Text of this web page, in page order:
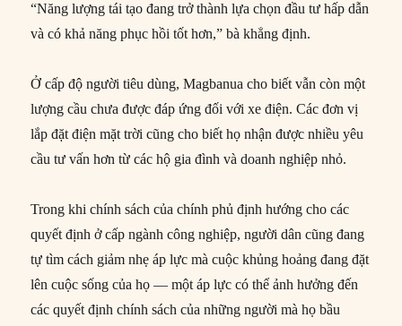
“Năng lượng tái tạo đang trở thành lựa chọn đầu tư hấp dẫn
và có khả năng phục hồi tốt hơn,” bà khẳng định.
Ở cấp độ người tiêu dùng, Magbanua cho biết vẫn còn một
lượng cầu chưa được đáp ứng đối với xe điện. Các đơn vị
lắp đặt điện mặt trời cũng cho biết họ nhận được nhiều yêu
cầu tư vấn hơn từ các hộ gia đình và doanh nghiệp nhỏ.
Trong khi chính sách của chính phủ định hướng cho các
quyết định ở cấp ngành công nghiệp, người dân cũng đang
tự tìm cách giảm nhẹ áp lực mà cuộc khủng hoảng đang đặt
lên cuộc sống của họ — một áp lực có thể ảnh hưởng đến
các quyết định chính sách của những người mà họ bầu